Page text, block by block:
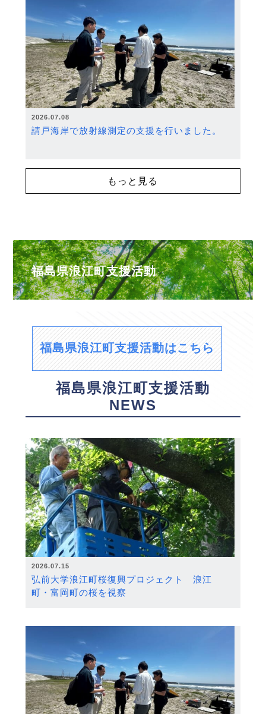
2026.07.08
請戸海岸で放射線測定の支援を行いました。
もっと見る
福島県浪江町支援活動
福島県浪江町支援活動はこちら
福島県浪江町支援活動
NEWS
2026.07.15
弘前大学浪江町桜復興プロジェクト 浪江
町・富岡町の桜を視察